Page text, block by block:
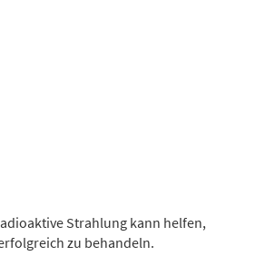
- 333 24350
Telefon
0173 -
Strahlung kann helfen,
zu behandeln.